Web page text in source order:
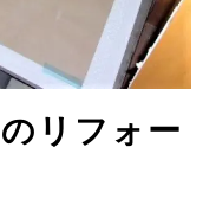
リフォー